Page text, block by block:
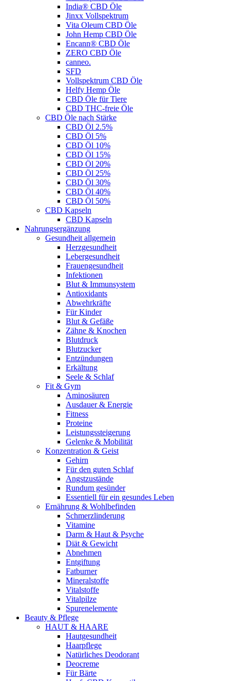
India® CBD Öle
Jinxx Vollspektrum
Vita Oleum CBD Öle
John Hemp CBD Öle
Encann® CBD Öle
ZERO CBD Öle
canneo.
SFD
Vollspektrum CBD Öle
Helfy Hemp Öle
CBD Öle für Tiere
CBD THC-freie Öle
CBD Öle nach Stärke
CBD Öl 2.5%
CBD Öl 5%
CBD Öl 10%
CBD Öl 15%
CBD Öl 20%
CBD Öl 25%
CBD Öl 30%
CBD Öl 40%
CBD Öl 50%
CBD Kapseln
CBD Kapseln
Nahrungsergänzung
Gesundheit allgemein
Herzgesundheit
Lebergesundheit
Frauengesundheit
Infektionen
Blut & Immunsystem
Antioxidants
Abwehrkräfte
Für Kinder
Blut & Gefäße
Zähne & Knochen
Blutdruck
Blutzucker
Entzündungen
Erkältung
Seele & Schlaf
Fit & Gym
Aminosäuren
Ausdauer & Energie
Fitness
Proteine
Leistungssteigerung
Gelenke & Mobilität
Konzentration & Geist
Gehirn
Für den guten Schlaf
Angstzustände
Rundum gesünder
Essentiell für ein gesundes Leben
Ernährung & Wohlbefinden
Schmerzlinderung
Vitamine
Darm & Haut & Psyche
Diät & Gewicht
Abnehmen
Entgiftung
Fatburner
Mineralstoffe
Vitalstoffe
Vitalpilze
Spurenelemente
Beauty & Pflege
HAUT & HAARE
Hautgesundheit
Haarpflege
Natürliches Deodorant
Deocreme
Für Bärte